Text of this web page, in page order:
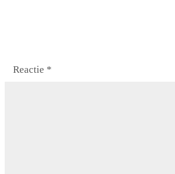
Reactie *